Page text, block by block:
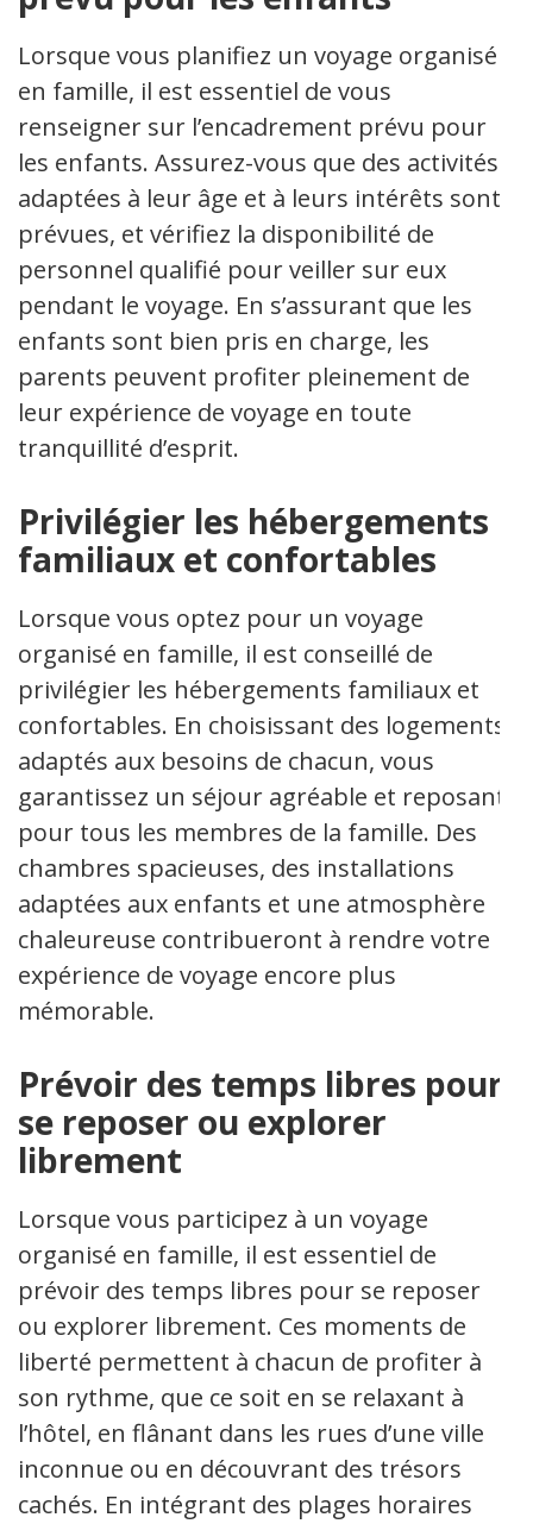
Lorsque vous planifiez un voyage organisé
en famille, il est essentiel de vous
renseigner sur l’encadrement prévu pour
les enfants. Assurez-vous que des activités
adaptées à leur âge et à leurs intérêts sont
prévues, et vérifiez la disponibilité de
personnel qualifié pour veiller sur eux
pendant le voyage. En s’assurant que les
enfants sont bien pris en charge, les
parents peuvent profiter pleinement de
leur expérience de voyage en toute
tranquillité d’esprit.
Privilégier les hébergements
familiaux et confortables
Lorsque vous optez pour un voyage
organisé en famille, il est conseillé de
privilégier les hébergements familiaux et
confortables. En choisissant des logements
adaptés aux besoins de chacun, vous
garantissez un séjour agréable et reposant
pour tous les membres de la famille. Des
chambres spacieuses, des installations
adaptées aux enfants et une atmosphère
chaleureuse contribueront à rendre votre
expérience de voyage encore plus
mémorable.
Prévoir des temps libres pour
se reposer ou explorer
librement
Lorsque vous participez à un voyage
organisé en famille, il est essentiel de
prévoir des temps libres pour se reposer
ou explorer librement. Ces moments de
liberté permettent à chacun de profiter à
son rythme, que ce soit en se relaxant à
l’hôtel, en flânant dans les rues d’une ville
inconnue ou en découvrant des trésors
cachés. En intégrant des plages horaires